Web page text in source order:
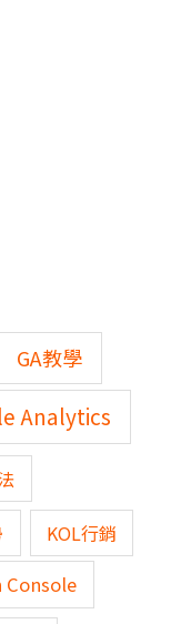
GA教學
Analytics
KOL行銷
Console